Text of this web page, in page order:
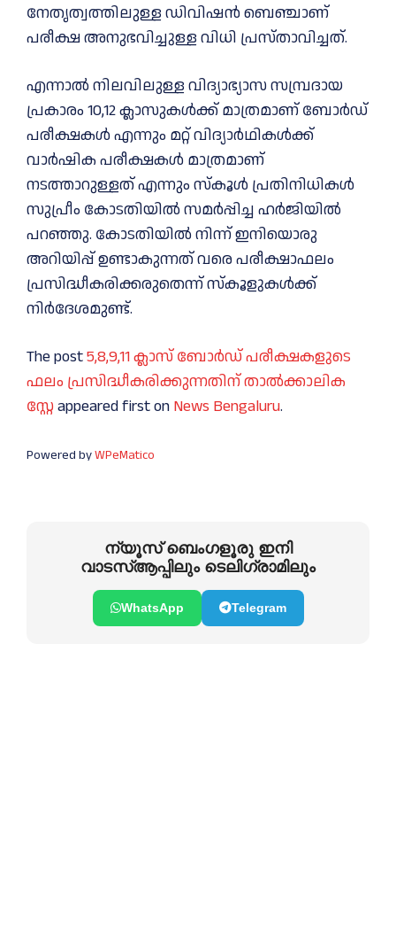
നേതൃത്വത്തിലുള്ള ഡിവിഷൻ ബെഞ്ചാണ്
പരീക്ഷ അനുഭവിച്ചുള്ള വിധി പ്രസ്താവിച്ചത്.
എന്നാൽ നിലവിലുള്ള വിദ്യാഭ്യാസ സമ്പ്രദായ
പ്രകാരം 10,12 ക്ലാസുകൾക്ക് മാത്രമാണ് ബോർഡ്
പരീക്ഷകൾ എന്നും മറ്റ് വിദ്യാർഥികൾക്ക്
വാർഷിക പരീക്ഷകൾ മാത്രമാണ്
നടത്താറുള്ളത് എന്നും സ്കൂൾ പ്രതിനിധികൾ
സുപ്രീം കോടതിയിൽ സമർപ്പിച്ച ഹർജിയിൽ
പറഞ്ഞു. കോടതിയിൽ നിന്ന് ഇനിയൊരു
അറിയിപ്പ് ഉണ്ടാകുന്നത് വരെ പരീക്ഷാഫലം
പ്രസിദ്ധീകരിക്കരുതെന്ന് സ്‌കൂളുകൾക്ക്
നിർദേശമുണ്ട്.
The post5,8,9,11 ക്ലാസ് ബോർഡ്‌ പരീക്ഷകളുടെ
ഫലം പ്രസിദ്ധീകരിക്കുന്നതിന് താൽക്കാലിക
സ്റ്റേ appeared first on News Bengaluru.
Powered byWPeMatico
ന്യൂസ് ബെംഗളൂരു ഇനി
വാടസ്ആപ്പിലും ടെലിഗ്രാമിലും
WhatsApp Telegram